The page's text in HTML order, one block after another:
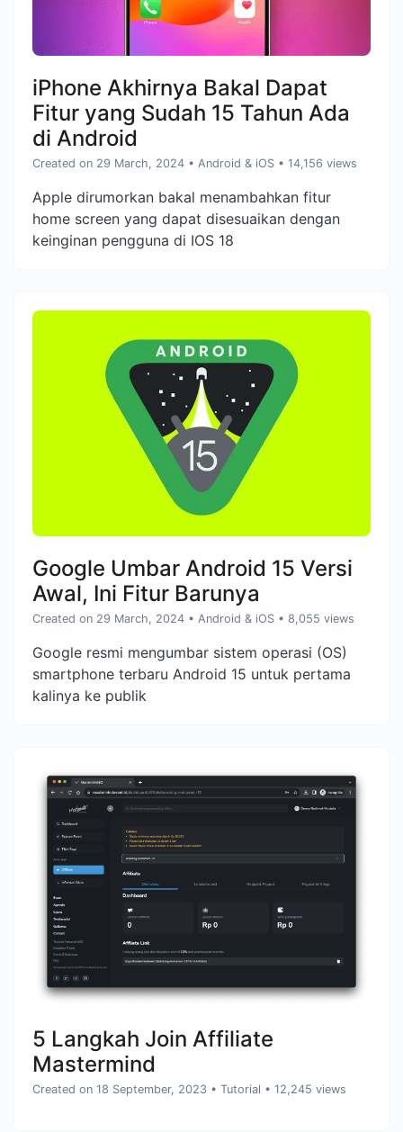
iPhone Akhirnya Bakal Dapat
Fitur yang Sudah 15 Tahun Ada
di Android
Created on 29 March, 2024 • Android & iOS • 14,156 views
Apple dirumorkan bakal menambahkan fitur
home screen yang dapat disesuaikan dengan
keinginan pengguna di IOS 18
Google Umbar Android 15 Versi
Awal, Ini Fitur Barunya
Created on 29 March, 2024 • Android & iOS • 8,055 views
Google resmi mengumbar sistem operasi (OS)
smartphone terbaru Android 15 untuk pertama
kalinya ke publik
5 Langkah Join Affiliate
Mastermind
Created on 18 September, 2023 • Tutorial • 12,245 views